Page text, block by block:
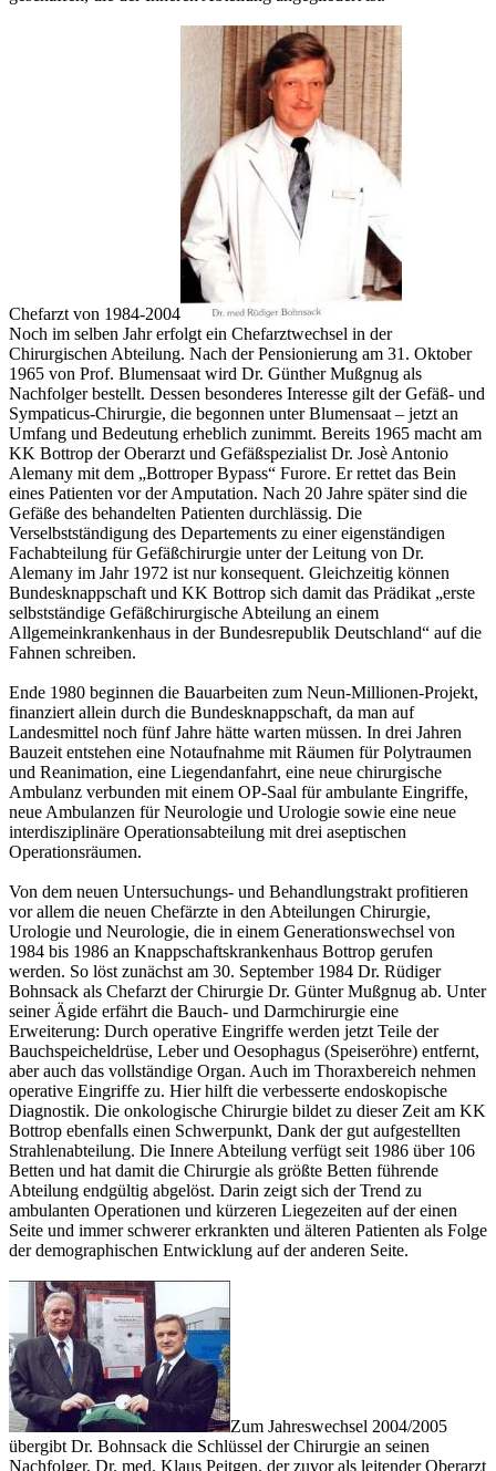
Chefarzt von 1984-2004
Noch im selben Jahr erfolgt ein Chefarztwechsel in der
Chirurgischen Abteilung. Nach der Pensionierung am 31. Oktober
1965 von Prof. Blumensaat wird Dr. Günther Mußgnug als
Nachfolger bestellt. Dessen besonderes Interesse gilt der Gefäß- und
Sympaticus-Chirurgie, die begonnen unter Blumensaat – jetzt an
Umfang und Bedeutung erheblich zunimmt. Bereits 1965 macht am
KK Bottrop der Oberarzt und Gefäßspezialist Dr. Josè Antonio
Alemany mit dem „Bottroper Bypass“ Furore. Er rettet das Bein
eines Patienten vor der Amputation. Nach 20 Jahre später sind die
Gefäße des behandelten Patienten durchlässig. Die
Verselbstständigung des Departements zu einer eigenständigen
Fachabteilung für Gefäßchirurgie unter der Leitung von Dr.
Alemany im Jahr 1972 ist nur konsequent. Gleichzeitig können
Bundesknappschaft und KK Bottrop sich damit das Prädikat „erste
selbstständige Gefäßchirurgische Abteilung an einem
Allgemeinkrankenhaus in der Bundesrepublik Deutschland“ auf die
Fahnen schreiben.
Ende 1980 beginnen die Bauarbeiten zum Neun-Millionen-Projekt,
finanziert allein durch die Bundesknappschaft, da man auf
Landesmittel noch fünf Jahre hätte warten müssen. In drei Jahren
Bauzeit entstehen eine Notaufnahme mit Räumen für Polytraumen
und Reanimation, eine Liegendanfahrt, eine neue chirurgische
Ambulanz verbunden mit einem OP-Saal für ambulante Eingriffe,
neue Ambulanzen für Neurologie und Urologie sowie eine neue
interdisziplinäre Operationsabteilung mit drei aseptischen
Operationsräumen.
Von dem neuen Untersuchungs- und Behandlungstrakt profitieren
vor allem die neuen Chefärzte in den Abteilungen Chirurgie,
Urologie und Neurologie, die in einem Generationswechsel von
1984 bis 1986 an Knappschaftskrankenhaus Bottrop gerufen
werden. So löst zunächst am 30. September 1984 Dr. Rüdiger
Bohnsack als Chefarzt der Chirurgie Dr. Günter Mußgnug ab. Unter
seiner Ägide erfährt die Bauch- und Darmchirurgie eine
Erweiterung: Durch operative Eingriffe werden jetzt Teile der
Bauchspeicheldrüse, Leber und Oesophagus (Speiseröhre) entfernt,
aber auch das vollständige Organ. Auch im Thoraxbereich nehmen
operative Eingriffe zu. Hier hilft die verbesserte endoskopische
Diagnostik. Die onkologische Chirurgie bildet zu dieser Zeit am KK
Bottrop ebenfalls einen Schwerpunkt, Dank der gut aufgestellten
Strahlenabteilung. Die Innere Abteilung verfügt seit 1986 über 106
Betten und hat damit die Chirurgie als größte Betten führende
Abteilung endgültig abgelöst. Darin zeigt sich der Trend zu
ambulanten Operationen und kürzeren Liegezeiten auf der einen
Seite und immer schwerer erkrankten und älteren Patienten als Folge
der demographischen Entwicklung auf der anderen Seite.
Zum Jahreswechsel 2004/2005
übergibt Dr. Bohnsack die Schlüssel der Chirurgie an seinen
Nachfolger, Dr. med. Klaus Peitgen, der zuvor als leitender Oberarzt